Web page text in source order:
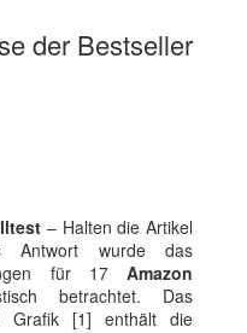
der Bestseller
– Halten die Artikel
Antwort wurde das
für 17 Amazon
betrachtet. Das
Grafik [1] enthält die